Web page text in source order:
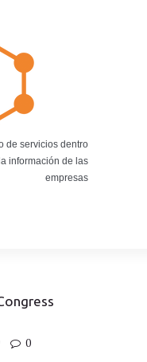
de servicios dentro
información de las
empresas
0